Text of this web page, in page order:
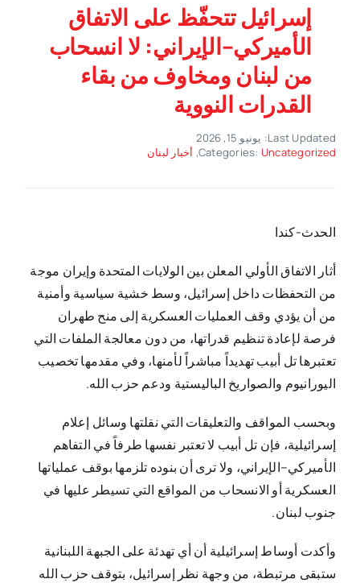
إسرائيل تتحفّظ على الاتفاق
الأميركي–الإيراني: لا انسحاب
من لبنان ومخاوف من بقاء
القدرات النووية
Last Updated: يونيو 15, 2026
Categories: Uncategorized
, أخبار لبنان
الحدث-كندا
أثار الاتفاق الأولي المعلن بين الولايات المتحدة وإيران موجة
من التحفظات داخل إسرائيل، وسط خشية سياسية وأمنية
من أن يؤدي وقف العمليات العسكرية إلى منح طهران
فرصة لإعادة تنظيم قدراتها، من دون معالجة الملفات التي
تعتبرها تل أبيب تهديداً مباشراً لأمنها، وفي مقدمها تخصيب
اليورانيوم والصواريخ الباليستية ودعم حزب الله.
وبحسب المواقف والتعليقات التي نقلتها وسائل إعلام
إسرائيلية، فإن تل أبيب لا تعتبر نفسها طرفاً في التفاهم
الأميركي–الإيراني، ولا ترى أن بنوده تلزمها بوقف عملياتها
العسكرية أو الانسحاب من المواقع التي تسيطر عليها في
جنوب لبنان.
وأكدت أوساط إسرائيلية أن أي تهدئة على الجبهة اللبنانية
ستبقى مرتبطة، من وجهة نظر إسرائيل، بتوقف حزب الله